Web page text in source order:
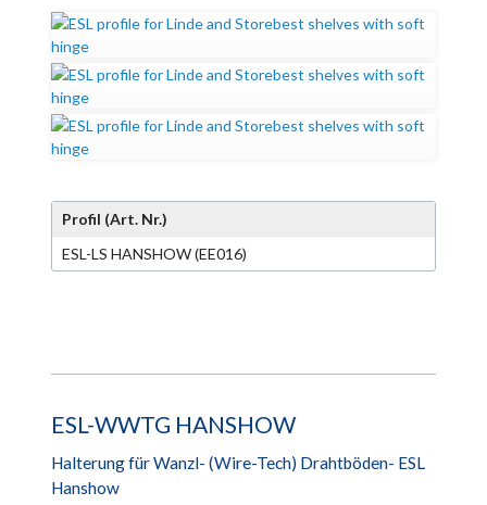
Profil (Art. Nr.)
ESL-LS HANSHOW (EE016)
ESL-WWTG HANSHOW
Halterung für Wanzl- (Wire-Tech) Drahtböden- ESL
Hanshow